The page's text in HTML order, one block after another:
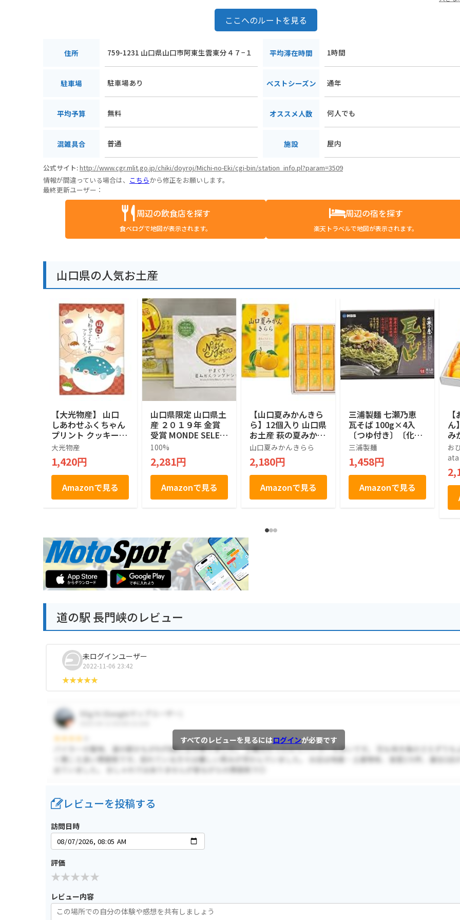
ここへのルートを見る
住所 759-1231 山口県山口市阿東生雲東分４７−１ 平均滞在時間 1時間
駐車場 駐車場あり ベストシーズン 通年
平均予算 無料 オススメ人数 何人でも
混雑具合 普通 施設 屋内
公式サイト:http://www.cgr.mlit.go.jp/chiki/doyroj/Michi-no-Eki/cgi-bin/station_info.pl?param=3509
情報が間違っている場合は、 こちらから修正をお願いします。
最終更新ユーザー：
周辺の飲食店を探す
食べログで地図が表示されます。
周辺の宿を探す
楽天トラベルで地図が表示されます。
山口県の人気お土産
【大光物産】 山口
しあわせふくちゃん
プリント クッキー 1
4枚入り 山口県 お土
産 お菓子 個包装 ギ
フト スイーツ 焼き
菓子 手土産 贈り物
ご当地銘菓 お中元
お歳暮
大光物産
1,420円
Amazonで見る
山口県限定 山口県土
産 ２０１９年 金賞
受賞 MONDE SELEC
TION GOLD AWARD
山口県産 夏みかん 1
00％使用 Kotobukid
o YAMAGUCHI Nats
u Mikan Langue De
Chat やまぐち 夏み
かんラングドシャ チ
100%
2,281円
Amazonで見る
【山口夏みかんきら
ら】12個入り 山口県
お土産 萩の夏みかん
果汁使用 フルーツゼ
リー 個包装 スイー
ツ お菓子 ギフト 贈
り物 手土産 お中元
お歳暮
山口夏みかんきらら
2,180円
Amazonで見る
三浦製麺 七瀬乃恵
瓦そば 100g×4入
〔つゆ付き〕〔化粧
箱〕
三浦製麺
1,458円
Amazonで見る
ん
み
個
夏
キ
お
産
お
ata
道の駅 長門峡のレビュー
未ログインユーザー
2022-11-06 23:42
すべてのレビューを見るにはログインが必要です
レビューを投稿する
訪問日時
評価
レビュー内容